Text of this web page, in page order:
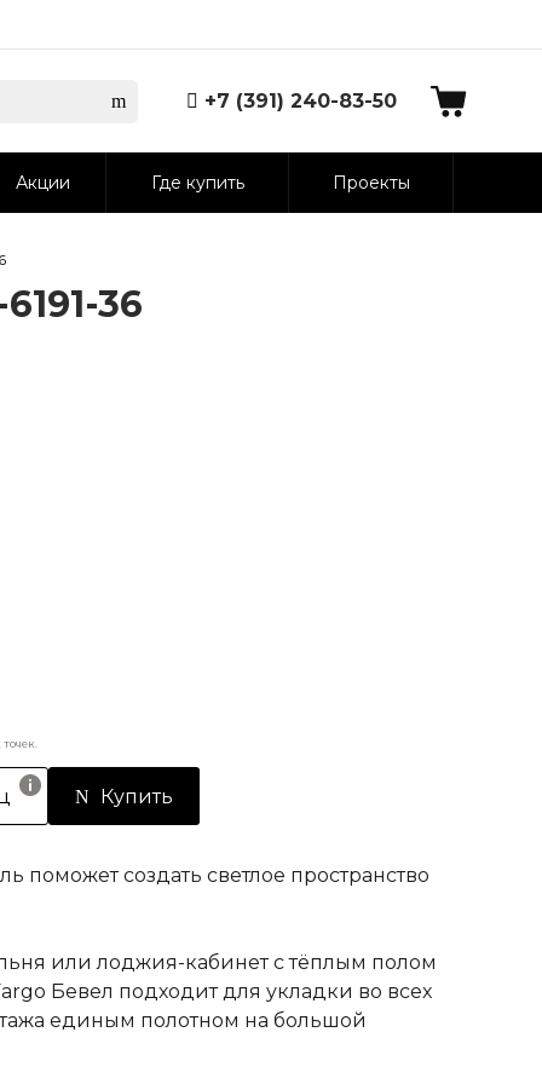
+7 (391) 240-83-50
Акции Где купить Проекты
36
Купить
поможет создать светлое пространство
или лоджия-кабинет с тёплым полом
Бевел подходит для укладки во всех
единым полотном на большой